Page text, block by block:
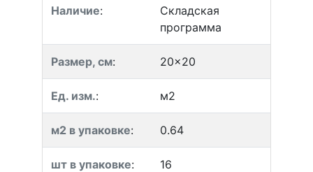
Наличие:
Складская
программа
Размер, см: 20x20
Ед. изм.: м2
м2 в упаковке: 0.64
шт в упаковке: 16